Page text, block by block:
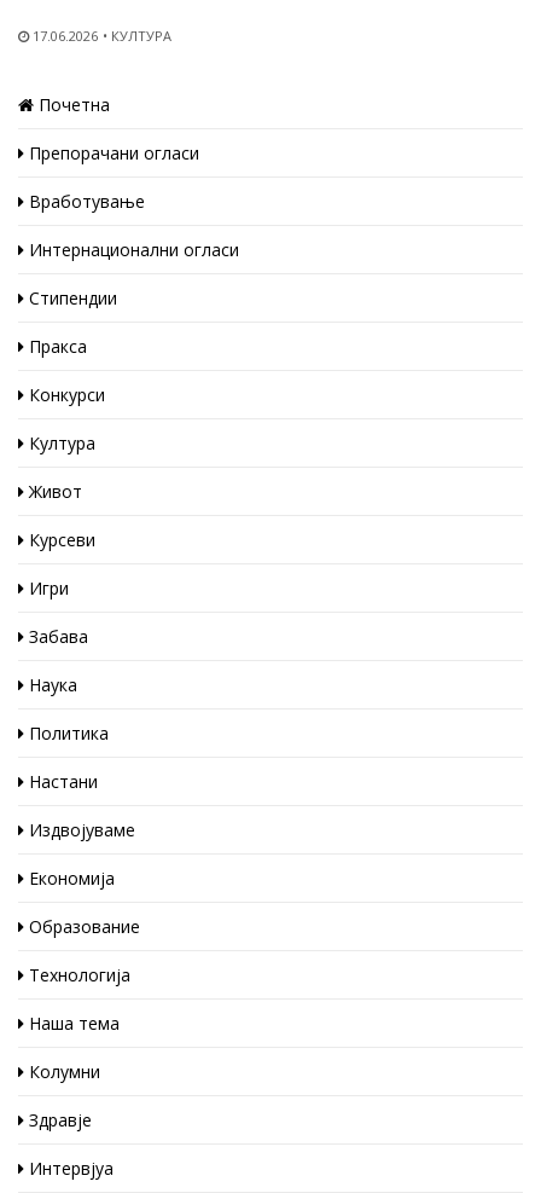
17.06.2026 КУЛТУРА
Почетна
Препорачани огласи
Вработување
Интернационални огласи
Стипендии
Пракса
Конкурси
Култура
Живот
Курсеви
Игри
Забава
Наука
Политика
Настани
Издвојуваме
Економија
Образование
Технологија
Наша тема
Колумни
Здравје
Интервјуа